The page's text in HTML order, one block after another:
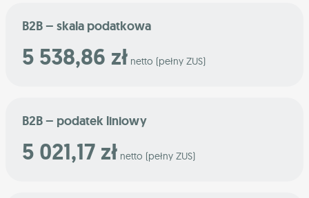
B2B – skala podatkowa
5 538,86 zł netto (pełny ZUS)
B2B – podatek liniowy
5 021,17 zł netto (pełny ZUS)